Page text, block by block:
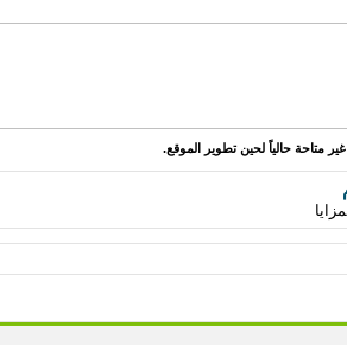
متاحة حالياً لحين تطوير الموقع.